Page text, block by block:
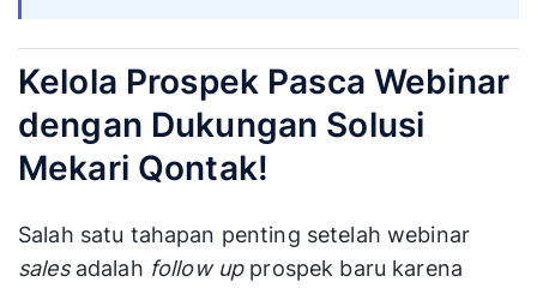
Kelola Prospek Pasca Webinar
dengan Dukungan Solusi
Mekari Qontak!
Salah satu tahapan penting setelah webinar
sales adalah follow upprospek baru karena